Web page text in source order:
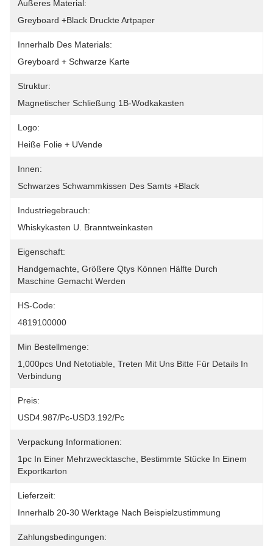
Äußeres Material:
Greyboard +black Druckte Artpaper
Innerhalb Des Materials:
Greyboard + Schwarze Karte
Struktur:
Magnetischer Schließung 1B-Wodkakasten
Logo:
Heiße Folie + UVende
Innen:
Schwarzes Schwammkissen Des Samts +black
Industriegebrauch:
Whiskykasten U. Branntweinkasten
Eigenschaft:
Handgemachte, Größere Qtys Können Hälfte Durch
Maschine Gemacht Werden
HS-Code:
4819100000
Min Bestellmenge:
1,000pcs Und Netotiable, Treten Mit Uns Bitte Für Details In
Verbindung
Preis:
USD4.987/pc-USD3.192/pc
Verpackung Informationen:
1pc In Einer Mehrzwecktasche, Bestimmte Stücke In Einem
Exportkarton
Lieferzeit:
Innerhalb 20-30 Werktage Nach Beispielzustimmung
Zahlungsbedingungen: